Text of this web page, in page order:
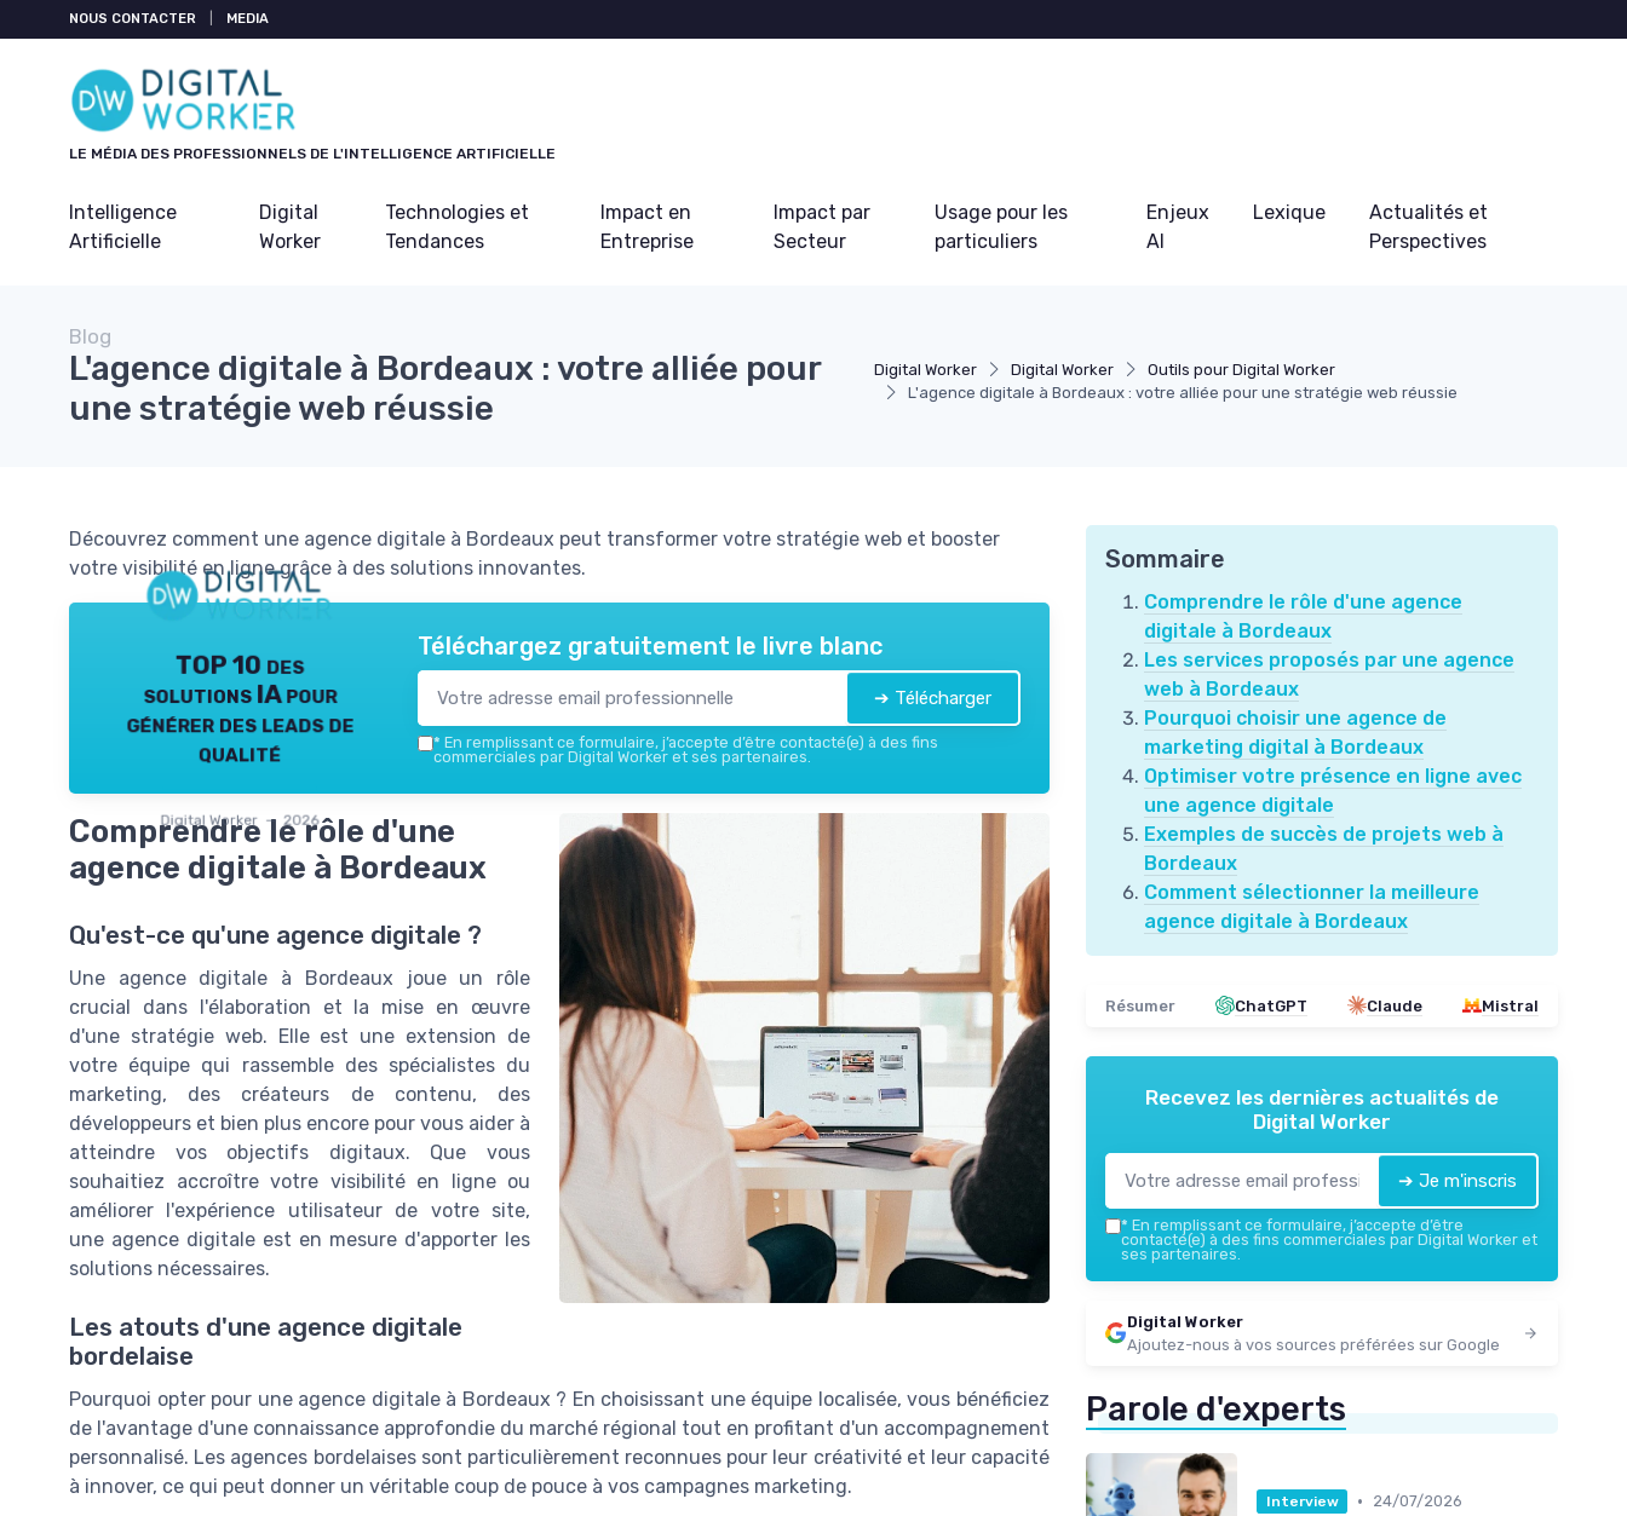
NOUS CONTACTER MEDIA
LE MÉDIA DES PROFESSIONNELS DE L'INTELLIGENCE ARTIFICIELLE
Intelligence
Artificielle
Digital
Worker
Technologies et
Tendances
Impact en
Entreprise
Impact par
Secteur
Usage pour les
particuliers
Enjeux
AI
Lexique
Actualités et
Perspectives
Digital Worker Digital Worker
Outils pour Digital Worker
L'agence digitale à Bordeaux : votre alliée pour une stratégie web réussie
Blog
L'agence digitale à Bordeaux : votre alliée pour
une stratégie web réussie
Découvrez comment une agence digitale à Bordeaux peut transformer votre stratégie web et booster
votre visibilité en ligne grâce à des solutions innovantes.
TOP 10 des
solutions IA pour
générer des leads de
qualité
Digital Worker — 2026
Téléchargez gratuitement le livre blanc
➔ Télécharger
* En remplissant ce formulaire, j’accepte d’être contacté(e) à des fins
commerciales par Digital Worker et ses partenaires.
Comprendre le rôle d'une
agence digitale à Bordeaux
Qu'est-ce qu'une agence digitale ?
Une agence digitale à Bordeaux joue un rôle
crucial dans l'élaboration et la mise en œuvre
d'une stratégie web. Elle est une extension de
votre équipe qui rassemble des spécialistes du
marketing, des créateurs de contenu, des
développeurs et bien plus encore pour vous aider à
atteindre vos objectifs digitaux. Que vous
souhaitiez accroître votre visibilité en ligne ou
améliorer l'expérience utilisateur de votre site,
une agence digitale est en mesure d'apporter les
solutions nécessaires.
Les atouts d'une agence digitale
bordelaise
Pourquoi opter pour une agence digitale à Bordeaux ? En choisissant une équipe localisée, vous bénéficiez
de l'avantage d'une connaissance approfondie du marché régional tout en profitant d'un accompagnement
personnalisé. Les agences bordelaises sont particulièrement reconnues pour leur créativité et leur capacité
à innover, ce qui peut donner un véritable coup de pouce à vos campagnes marketing.
Sommaire
Comprendre le rôle d'une agence
digitale à Bordeaux
Les services proposés par une agence
web à Bordeaux
Pourquoi choisir une agence de
marketing digital à Bordeaux
Optimiser votre présence en ligne avec
une agence digitale
Exemples de succès de projets web à
Bordeaux
Comment sélectionner la meilleure
agence digitale à Bordeaux
Résumer ChatGPT Claude Mistral
Recevez les dernières actualités de
Digital Worker
➔ Je m'inscris
* En remplissant ce formulaire, j’accepte d’être
contacté(e) à des fins commerciales par Digital Worker et
ses partenaires.
Digital Worker
Ajoutez-nous à vos sources préférées sur Google
Parole d'experts
Interview •
24/07/2026
Panneau de gestion des cookies